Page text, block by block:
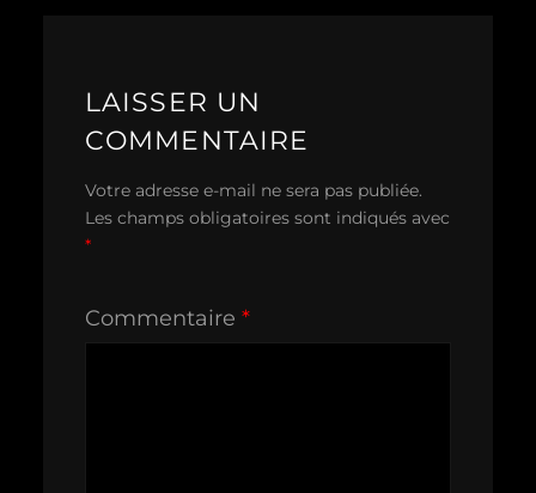
LAISSER UN
COMMENTAIRE
Votre adresse e-mail ne sera pas publiée.
Les champs obligatoires sont indiqués avec
*
Commentaire *